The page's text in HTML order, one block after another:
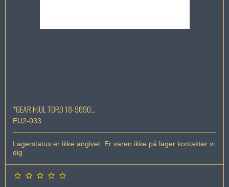
*GEAR HJUL TORO 18-9690...
EU2-033
Lagerstatus er ikke angivet. Er varen ikke på lager kontakter vi
dig